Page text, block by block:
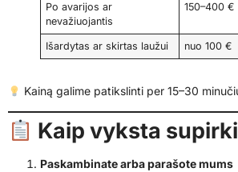
Po avarijos ar
nevažiuojantis
150–400 €
Išardytas ar skirtas laužui nuo 100 €
Kainą galime patikslinti per 15–30
Kaip vyksta
Paskambinate arba parašote mums